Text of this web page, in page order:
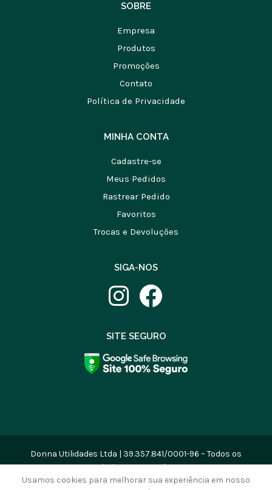
SOBRE
Empresa
Produtos
Promoções
Contato
Política de Privacidade
MINHA CONTA
Cadastre-se
Meus Pedidos
Rastrear Pedido
Favoritos
Trocas e Devoluções
SIGA-NOS
SITE SEGURO
Donna Utilidades Ltda | 39.357.841/0001-96 – Todos os
Direitos Reservados
Usamos cookies para melhorar sua experiência em nosso